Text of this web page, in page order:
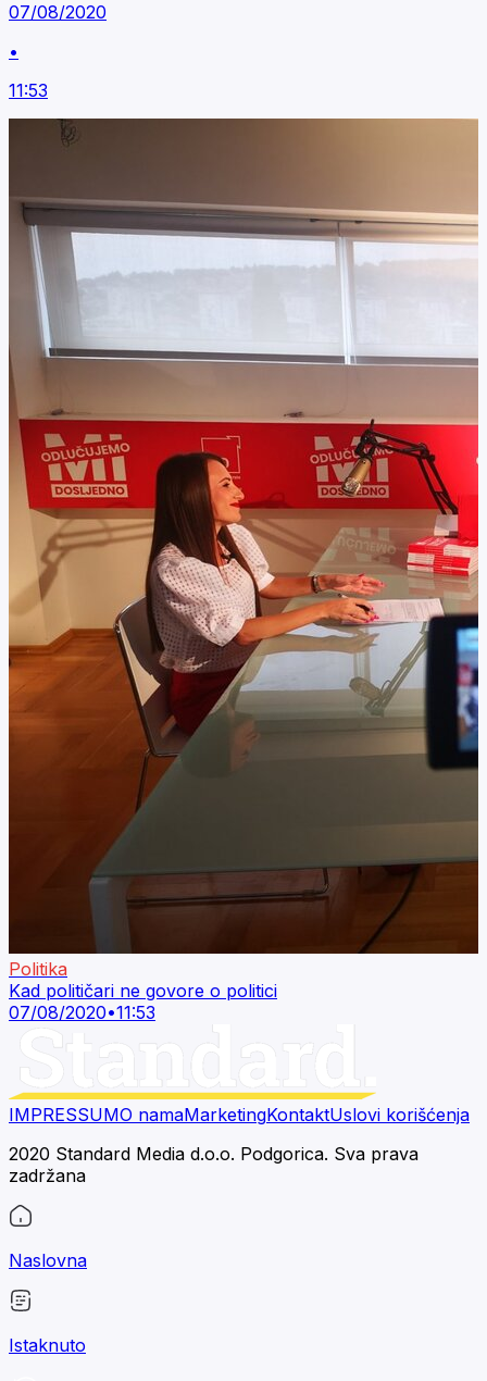
07/08/2020
•
11:53
Politika
Kad političari ne govore o politici
07/08/2020•11:53
IMPRESSUMO namaMarketingKontaktUslovi korišćenja
2020 Standard Media d.o.o. Podgorica. Sva prava
zadržana
Naslovna
Istaknuto